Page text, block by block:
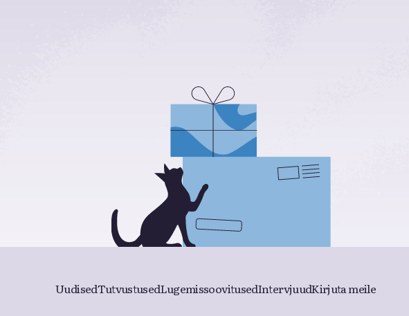
UudisedTutvustusedLugemissoovitusedIntervjuudKirjuta meile